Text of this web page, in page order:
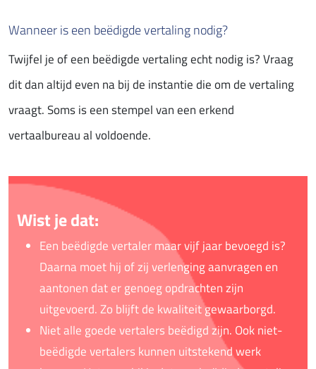
Wanneer is een beëdigde vertaling nodig?
Twijfel je of een beëdigde vertaling echt nodig is? Vraag
dit dan altijd even na bij de instantie die om de vertaling
vraagt. Soms is een stempel van een erkend
vertaalbureau al voldoende.
Wist je dat:
Een beëdigde vertaler maar vijf jaar bevoegd is?
Daarna moet hij of zij verlenging aanvragen en
aantonen dat er genoeg opdrachten zijn
uitgevoerd. Zo blijft de kwaliteit gewaarborgd.
Niet alle goede vertalers beëdigd zijn. Ook niet-
beëdigde vertalers kunnen uitstekend werk